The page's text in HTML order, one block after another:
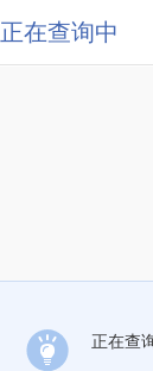
正在查询中
正在查